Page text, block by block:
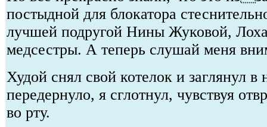
постыдной для блокатора
лучшей подругой Нины Жуковой,
медсестры. А теперь слушай меня
Худой снял свой котелок и заглянул в
передернуло, я сглотнул, чувствуя
во рту.